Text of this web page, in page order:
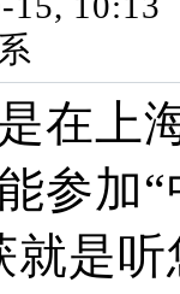
在上
参加
就是